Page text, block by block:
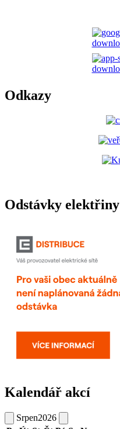
Odkazy
Odstávky elektřiny
Kalendář akcí
Srpen2026